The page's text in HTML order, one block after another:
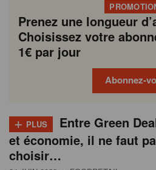
Prenez une longueur
Choisissez votre
1€ par jour
Abonnez-
N
e
w
+ PLUS
Entre Green
et économie, il ne faut
choisir…
P
a
g
Previous
page
Page
Page
Page
Page
Current
page
Page
Page
Page
Page
Next
page
academy
society